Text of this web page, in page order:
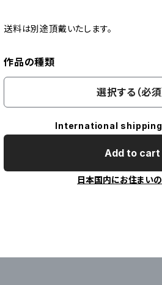
送料は別途頂戴いたします。
作品の種類
選択する（必須
International
Add to cart
日本国内にお住まい